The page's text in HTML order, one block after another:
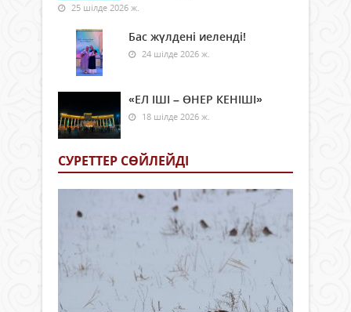
25 шілде 2026 ж.
Бас жүлдені иеленді!
24 шілде 2026 ж.
«ЕЛ ІШІ – ӨНЕР КЕНІШІ»
18 шілде 2026 ж.
СУРЕТТЕР СӨЙЛЕЙДI